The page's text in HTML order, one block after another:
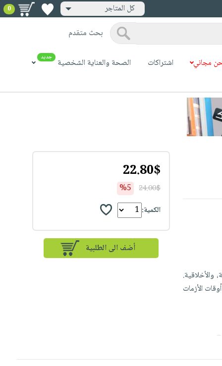
كل المتاجر 0
بحث متقدم
مجاني اشتراكات الصحة والعناية الشخصية جديد
والأخلاقية.
الأزمات
22.80$
24.00$
%5
الكمية:
أضف الى الطلبية